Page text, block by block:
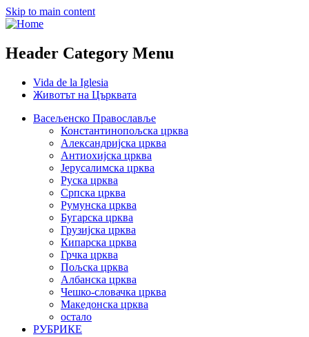
Skip to main content
Header Category Menu
Vida de la Iglesia
Животът на Църквата
Васељенско Православље
Константинопољска црква
Александријска црква
Антиохијска црква
Јерусалимска црква
Руска црква
Српска црква
Румунска црква
Бугарска црква
Грузијска црква
Кипарска црква
Грчка црква
Пољска црква
Албанска црква
Чешко-словачка црква
Македонска црква
остало
РУБРИКЕ